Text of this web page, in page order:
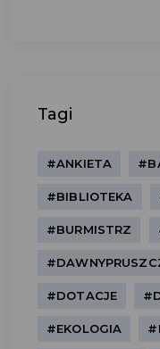
Tagi
#ANKIETA
#BIBLIOTEKA
#BURMISTRZ
#DOTACJE
#EKOLOGIA